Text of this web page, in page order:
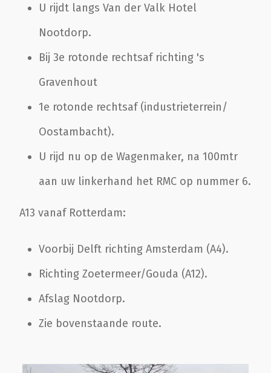
U rijdt langs Van der Valk Hotel
Nootdorp.
Bij 3e rotonde rechtsaf richting 's
Gravenhout
1e rotonde rechtsaf (industrieterrein/
Oostambacht).
U rijd nu op de Wagenmaker, na 100mtr
aan uw linkerhand het RMC op nummer 6.
A13 vanaf Rotterdam:
Voorbij Delft richting Amsterdam (A4).
Richting Zoetermeer/Gouda (A12).
Afslag Nootdorp.
Zie bovenstaande route.